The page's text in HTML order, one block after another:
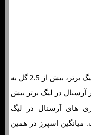
در 14 بازی از 16 بازی خانگی تاتنهام در لیگ برتر، بیش از 2.5 گل به
بازی از 15 بازی اخیر آرسنال در لیگ برتر بیش
های آرسنال در لیگ
بازی است. میانگین اسپرز در همین